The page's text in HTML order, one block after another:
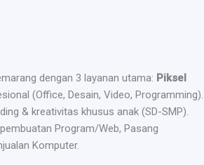
dengan 3 layanan utama: Piksel
(Office, Desain, Video, Programming).
& kreativitas khusus anak (SD-SMP).
Program/Web, Pasang
Komputer.